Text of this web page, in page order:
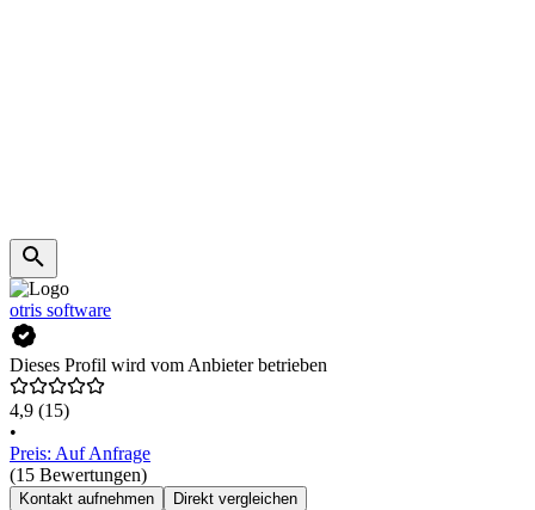
otris software
Dieses Profil wird vom Anbieter betrieben
4,9 (15)
•
Preis: Auf Anfrage
(15 Bewertungen)
Kontakt aufnehmen Direkt vergleichen